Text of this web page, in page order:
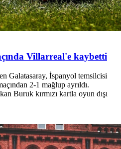
Villarreal'e kaybetti
Galatasaray, İspanyol temsilcisi
2-1 mağlup ayrıldı.
Buruk kırmızı kartla oyun dışı